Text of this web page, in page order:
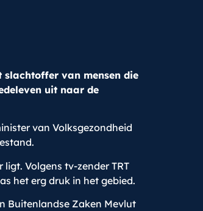
van mensen die
uit naar de
van Volksgezondheid
Volgens tv-zender TRT
het erg druk in het gebied.
Buitenlandse Zaken Mevlut